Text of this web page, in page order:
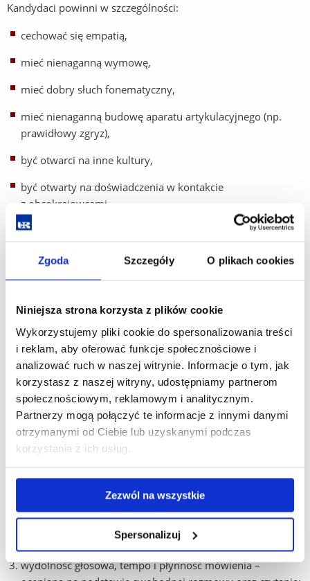
Zgoda Szczegóły O plikach cookies
Niniejsza strona korzysta z plików cookie
Wykorzystujemy pliki cookie do spersonalizowania treści
i reklam, aby oferować funkcje społecznościowe i
analizować ruch w naszej witrynie. Informacje o tym, jak
korzystasz z naszej witryny, udostępniamy partnerom
społecznościowym, reklamowym i analitycznym.
Partnerzy mogą połączyć te informacje z innymi danymi
otrzymanymi od Ciebie lub uzyskanymi podczas
korzystania z ich usług.
Zezwól na wszystkie
Spersonalizuj
Kandydaci powinni w szczególności:
cechować się empatią,
mieć nienaganną wymowę,
mieć dobry słuch fonematyczny,
mieć nienaganną budowę aparatu artykulacyjnego (np.
prawidłowy zgryz),
być otwarci na inne kultury,
być otwarty na doświadczenia w kontakcie
z obcokrajowcami,
komunikatywnie posługiwać się językiem polskim,
mieć zainteresowania humanistyczne.
wyniki części pisemnej egzaminu maturalnego z języka
rozszerzonym, przy czym za 1% wyników z egzaminu na
poziomie podstawowym przyznaje się 1 punkt, a na poziomie
rozszerzonym – 2 punkty, a także przeprowadzany na uczelni
egzamin wstępny mający formę rozmowy kwalifikacyjnej,
podczas której ocenie są poddawane predyspozycje
kandydata do wykonywania zawodu logopedy:
motoryka narządów artykulacyjnych – ocena motoryki
podstawie prób wskazanych przez członków komisji (m.in.
próby z testu H. Rodak);
wyrazistość i prawidłowość artykulacji – oceniana na
podstawie rozmowy, powtarzania logatomów i łamańców
językowych;
wydolność głosowa, tempo i płynność mówienia –